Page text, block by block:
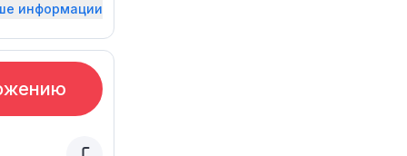
информации